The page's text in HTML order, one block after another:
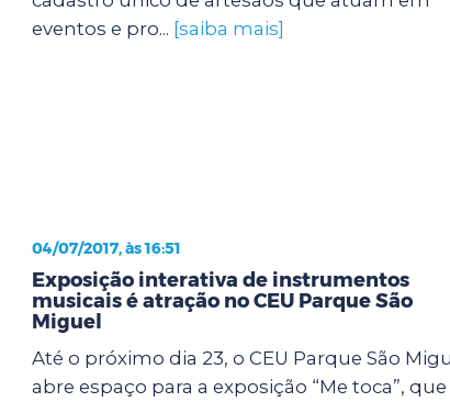
eventos e pro... [saiba mais]
04/07/2017, às 16:51
Exposição interativa de instrumentos
musicais é atração no CEU Parque São
Miguel
Até o próximo dia 23, o CEU Parque São
abre espaço para a exposição “Me toca”, que